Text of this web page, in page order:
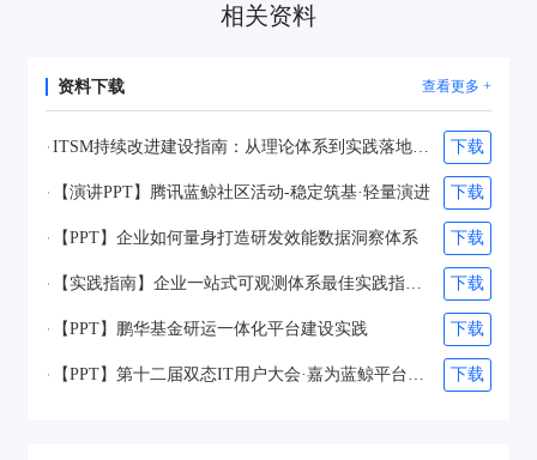
相关资料
资料下载 查看更多 +
ITSM持续改进建设指南：从理论体系到实践落地（2026） 下载
【演讲PPT】腾讯蓝鲸社区活动-稳定筑基·轻量演进 下载
【PPT】企业如何量身打造研发效能数据洞察体系 下载
【实践指南】企业一站式可观测体系最佳实践指南（2025） 下载
【PPT】鹏华基金研运一体化平台建设实践 下载
下载